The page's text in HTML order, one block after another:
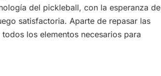
del pickleball, con la esperanza de
satisfactoria. Aparte de repasar las
los elementos necesarios para